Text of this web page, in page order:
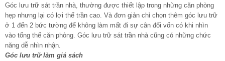
Góc lưu trữ sát trần nhà, thường được thiết lập trong những căn phòng
hẹp nhưng lại có lợi thế trần cao. Và đơn giản chỉ chọn thêm góc lưu trữ
ở 1 đến 2 bức tường để không làm mất đi sự cân đối vốn có khi nhìn
vào tổng thể căn phòng. Góc lưu trữ sát trần nhà cũng có những chức
năng dễ nhìn nhận.
Góc lưu trữ làm giá sách